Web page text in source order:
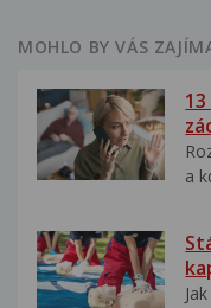
MOHLO BY VÁS
a